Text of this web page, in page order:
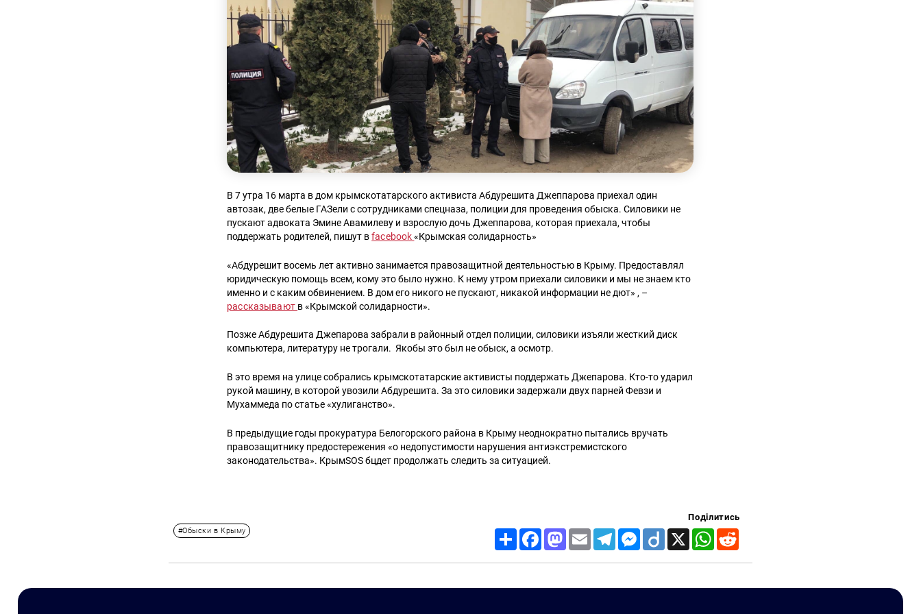
В 7 утра 16 марта в дом крымскотатарского активиста Абдурешита Джеппарова приехал один
автозак, две белые ГАЗели с сотрудниками спецназа, полиции для проведения обыска. Силовики не
пускают адвоката Эмине Авамилеву и взрослую дочь Джеппарова, которая приехала, чтобы
поддержать родителей, пишут вfacebook«Крымская солидарность»
«Абдурешит восемь лет активно занимается правозащитной деятельностью в Крыму. Предоставлял
юридическую помощь всем, кому это было нужно. К нему утром приехали силовики и мы не знаем кто
именно и с каким обвинением. В дом его никого не пускают, никакой информации не дют» , –
рассказывают в «Крымской солидарности».
Позже Абдурешита Джепарова забрали в районный отдел полиции, силовики изъяли жесткий диск
компьютера, литературу не трогали. Якобы это был не обыск, а осмотр.
В это время на улице собрались крымскотатарские активисты поддержать Джепарова. Кто-то ударил
рукой машину, в которой увозили Абдурешита. За это силовики задержали двух парней Февзи и
Мухаммеда по статье «хулиганство».
В предыдущие годы прокуратура Белогорского района в Крыму неоднократно пытались вручать
правозащитнику предостережения «о недопустимости нарушения антиэкстремистского
законодательства». КрымSOS бцдет продолжать следить за ситуацией.
#Обыски в Крыму
Поділитись
Share FacebookMastodon
Email TelegramMessenger
Diigo X WhatsApp